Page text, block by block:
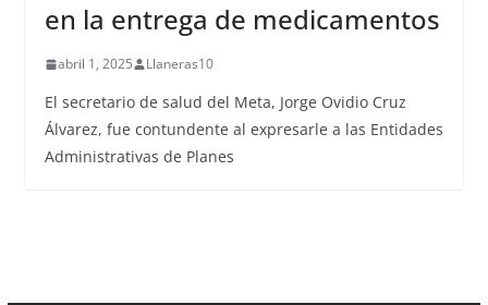
en la entrega de medicamentos
abril 1, 2025 Llaneras10
El secretario de salud del Meta, Jorge Ovidio Cruz
Álvarez, fue contundente al expresarle a las Entidades
Administrativas de Planes